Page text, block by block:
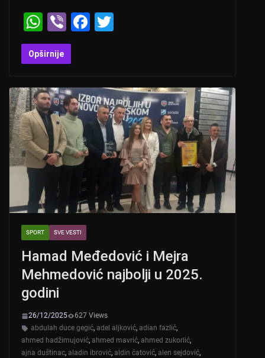
W
h
at
A
p
p
Vi
b
er
F
b
o
k
Opširnije
SPORT SVE VESTI
Hamad Međedović i Mejra
Mehmedović najbolji u 2025.
godini
26/12/2025
627 Views
abdulah duce gegić, adel aljković, adian fazlić,
ahmed hadžimujović, ahmed mavrić, ahmed zukorlić,
ajna duštinac, aladin ibrović, aldin ćatović, alen sejdović,